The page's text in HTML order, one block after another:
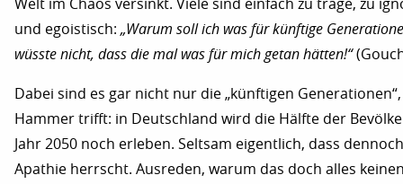
Welt im Chaos versinkt. Viele sind einfach zu träge, zu
und egoistisch: „Warum soll ich was für künftige
wüsste nicht, dass die mal was für mich getan hätten!“
Dabei sind es gar nicht nur die „künftigen
Hammer trifft: in Deutschland wird die Hälfte der
Jahr 2050 noch erleben. Seltsam eigentlich, dass
Apathie herrscht. Ausreden, warum das doch alles